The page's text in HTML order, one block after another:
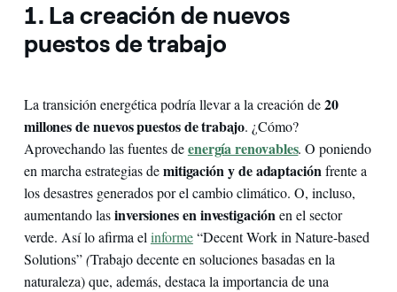
1. La creación de nuevos
puestos de trabajo
La transición energética podría llevar a la creación de20
millones de nuevos puestos de trabajo. ¿Cómo?
Aprovechando las fuentes deenergía renovables. O poniendo
en marcha estrategias demitigación y de adaptaciónfrente a
los desastres generados por el cambio climático. O, incluso,
aumentando lasinversiones en investigaciónen el sector
verde. Así lo afirma elinforme“Decent Work in Nature-based
Solutions”(Trabajo decente en soluciones basadas en la
naturaleza) que, además, destaca la importancia de una